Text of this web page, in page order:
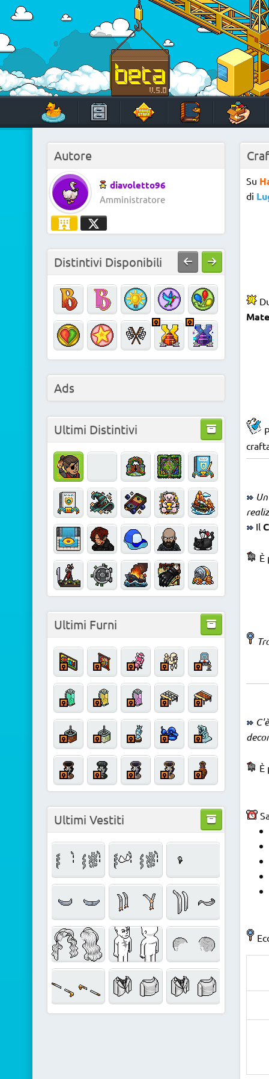
content
HabboTravel
Un viaggio di pixel!
Su
di
Un
Il
È
È
Autore
diavoletto96
Amministratore
Distintivi Disponibili
Ads
Ultimi Distintivi
Ultimi Furni
Ultimi Vestiti